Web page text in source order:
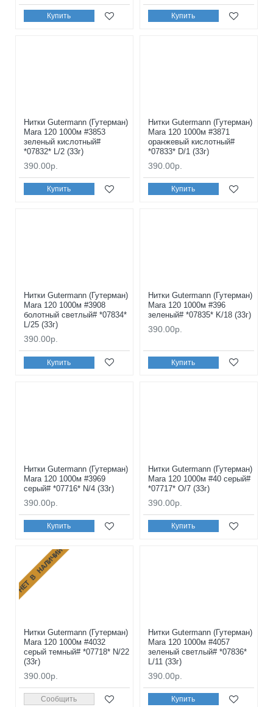
Купить Купить
Нитки Gutermann (Гутерман)
Mara 120 1000м #3853
зеленый кислотный#
*07832* L/2 (33г)
390.00р.
Купить
Нитки Gutermann (Гутерман)
Mara 120 1000м #3871
оранжевый кислотный#
*07833* D/1 (33г)
390.00р.
Купить
Нитки Gutermann (Гутерман)
Mara 120 1000м #3908
болотный светлый# *07834*
L/25 (33г)
390.00р.
Купить
Нитки Gutermann (Гутерман)
Mara 120 1000м #396
зеленый# *07835* K/18 (33г)
390.00р.
Купить
Нитки Gutermann (Гутерман)
Mara 120 1000м #3969
серый# *07716* N/4 (33г)
390.00р.
Купить
Нитки Gutermann (Гутерман)
Mara 120 1000м #40 серый#
*07717* O/7 (33г)
390.00р.
Купить
НЕТ В НАЛИЧИИ
Нитки Gutermann (Гутерман)
Mara 120 1000м #4032
серый темный# *07718* N/22
(33г)
390.00р.
Сообщить
Нитки Gutermann (Гутерман)
Mara 120 1000м #4057
зеленый светлый# *07836*
L/11 (33г)
390.00р.
Купить